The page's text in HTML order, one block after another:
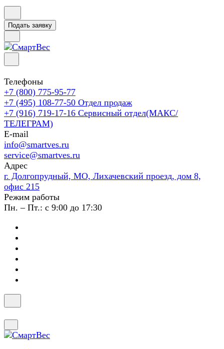
Подать заявку
Телефоны
+7 (800) 775-95-77
+7 (495) 108-77-50 Отдел продаж
+7 (916) 719-17-16 Сервисный отдел(МАКС/
ТЕЛЕГРАМ)
E-mail
info@smartves.ru
service@smartves.ru
Адрес
г. Долгопрудный, МО, Лихачевский проезд, дом 8,
офис 215
Режим работы
Пн. – Пт.: с 9:00 до 17:30